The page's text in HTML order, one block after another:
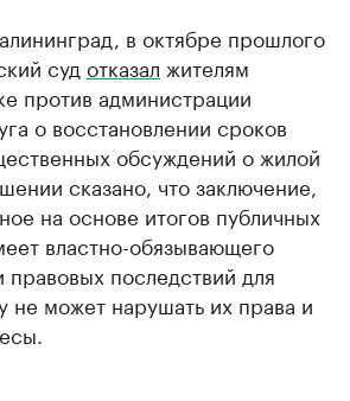
в октябре прошлого
суд отказал жителям
против администрации
о восстановлении сроков
обсуждений о жилой
сказано, что заключение,
на основе итогов публичных
властно-обязывающего
правовых последствий для
не может нарушать их права и